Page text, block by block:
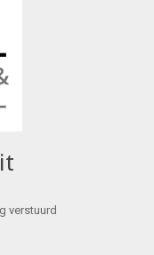
verstuurd